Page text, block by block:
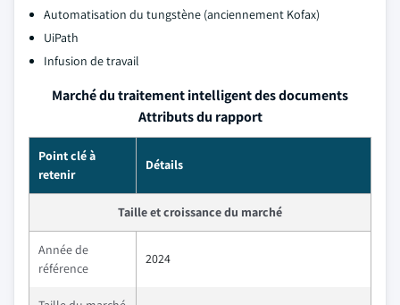
Automatisation du tungstène (anciennement Kofax)
UiPath
Infusion de travail
Marché du traitement intelligent des documents
Attributs du rapport
Point clé à
retenir
Détails
Taille et croissance du marché
Année de
référence
2024